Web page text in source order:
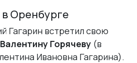
Оренбурге
Гагарин встретил свою
Валентину Горячеву (в
Ивановна Гагарина).